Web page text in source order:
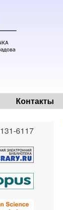
Контакты
6117